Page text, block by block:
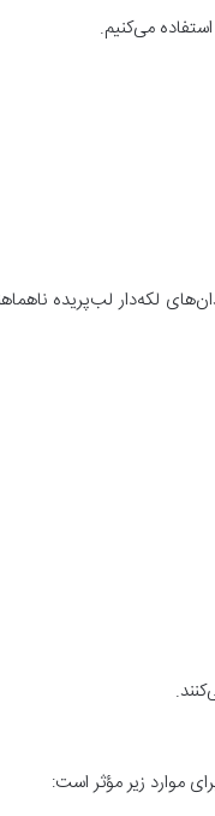
می‌کنیم.
لکه‌دار لب‌پریده
.
موارد زیر مؤثر است: